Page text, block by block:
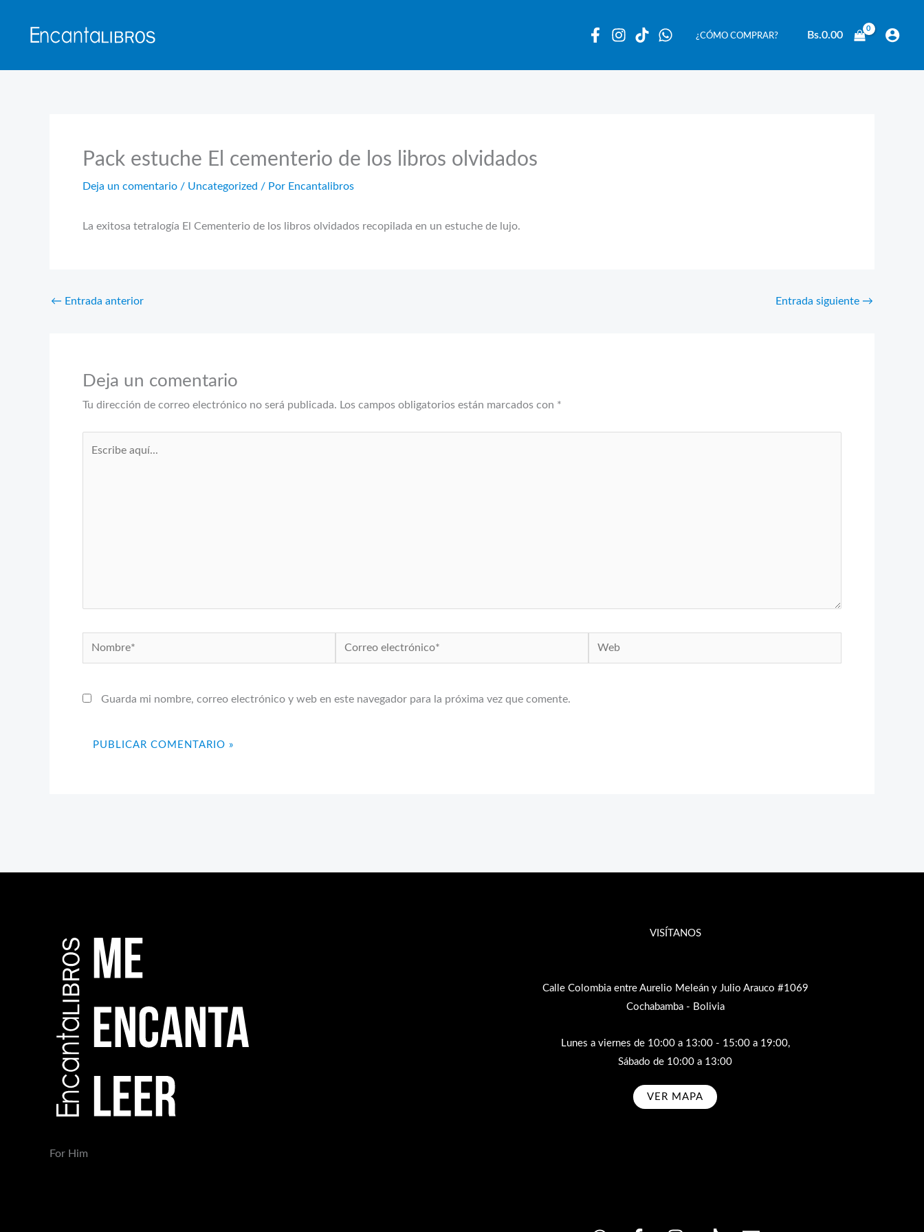
¿CÓMO COMPRAR? Bs.0.00
Pack estuche El cementerio de los libros olvidados
Deja un comentario / Uncategorized / Por Encantalibros
La exitosa tetralogía El Cementerio de los libros olvidados recopilada en un estuche de lujo.
← Entrada anterior Entrada siguiente →
Deja un comentario
Tu dirección de correo electrónico no será publicada. Los campos obligatorios están marcados con *
Nombre*
Correo
electrónico*
Web
Guarda mi nombre, correo electrónico y web en este navegador para la próxima vez que comente.
For Him
VISÍTANOS
Calle Colombia entre Aurelio Meleán y Julio Arauco #1069
Cochabamba - Bolivia
Lunes a viernes de 10:00 a 13:00 - 15:00 a 19:00,
Sábado de 10:00 a 13:00
VER MAPA